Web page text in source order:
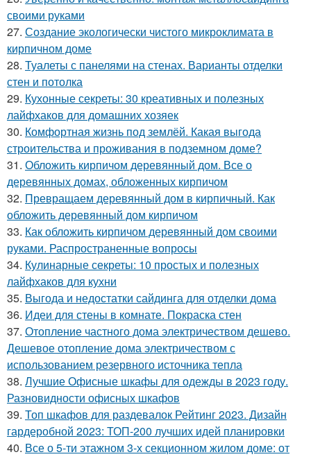
своими руками
27. Создание экологически чистого микроклимата в
кирпичном доме
28. Туалеты с панелями на стенах. Варианты отделки
стен и потолка
29. Кухонные секреты: 30 креативных и полезных
лайфхаков для домашних хозяек
30. Комфортная жизнь под землёй. Какая выгода
строительства и проживания в подземном доме?
31. Обложить кирпичом деревянный дом. Все о
деревянных домах, обложенных кирпичом
32. Превращаем деревянный дом в кирпичный. Как
обложить деревянный дом кирпичом
33. Как обложить кирпичом деревянный дом своими
руками. Распространенные вопросы
34. Кулинарные секреты: 10 простых и полезных
лайфхаков для кухни
35. Выгода и недостатки сайдинга для отделки дома
36. Идеи для стены в комнате. Покраска стен
37. Отопление частного дома электричеством дешево.
Дешевое отопление дома электричеством с
использованием резервного источника тепла
38. Лучшие Офисные шкафы для одежды в 2023 году.
Разновидности офисных шкафов
39. Топ шкафов для раздевалок Рейтинг 2023. Дизайн
гардеробной 2023: ТОП-200 лучших идей планировки
40. Все о 5-ти этажном 3-х секционном жилом доме: от